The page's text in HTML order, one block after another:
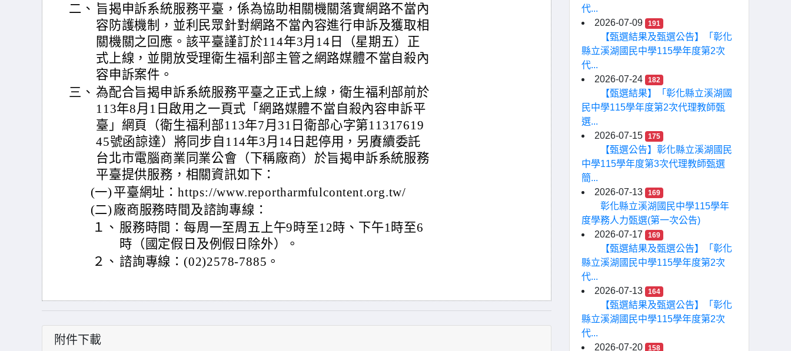
二、 旨揭申訴系統服務平臺，係為協助相關機關落實網路不當內
容防護機制，並利民眾針對網路不當內容進行申訴及獲取相
關機關之回應。該平臺謹訂於114年3月14日（星期五）正
式上線，並開放受理衛生福利部主管之網路媒體不當自殺內
容申訴案件。
三、 為配合旨揭申訴系統服務平臺之正式上線，衛生福利部前於
113年8月1日啟用之一頁式「網路媒體不當自殺內容申訴平
臺」網頁（衛生福利部113年7月31日衛部心字第11317619
45號函諒達）將同步自114年3月14日起停用，另賡續委託
台北市電腦商業同業公會（下稱廠商）於旨揭申訴系統服務
平臺提供服務，相關資訊如下：
(一) 平臺網址：https://www.reportharmfulcontent.org.tw/
(二) 廠商服務時間及諮詢專線：
１、 服務時間：每周一至周五上午9時至12時、下午1時至6
時（國定假日及例假日除外）。
２、 諮詢專線：(02)2578-7885。
附件下載
代...
2026-07-09
191
【甄選結果及甄選公告】「彰化
縣立溪湖國民中學115學年度第2次
代...
2026-07-24
182
【甄選結果】「彰化縣立溪湖國
民中學115學年度第2次代理教師甄
選...
2026-07-15
175
【甄選公告】彰化縣立溪湖國民
中學115學年度第3次代理教師甄選
簡...
2026-07-13
169
彰化縣立溪湖國民中學115學年
度學務人力甄選(第一次公告)
2026-07-17
169
【甄選結果及甄選公告】「彰化
縣立溪湖國民中學115學年度第2次
代...
2026-07-13
164
【甄選結果及甄選公告】「彰化
縣立溪湖國民中學115學年度第2次
代...
2026-07-20
158